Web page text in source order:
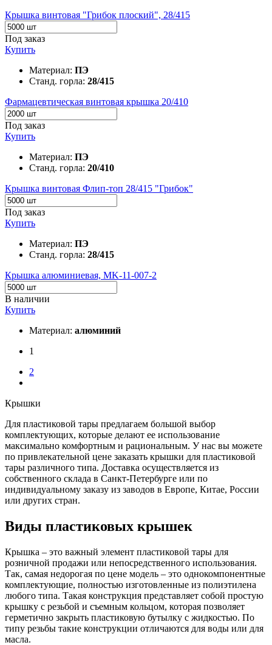
Крышка винтовая "Грибок плоский", 28/415
Под заказ
Купить
Материал: ПЭ
Станд. горла: 28/415
Фармацевтическая винтовая крышка 20/410
Под заказ
Купить
Материал: ПЭ
Станд. горла: 20/410
Крышка винтовая Флип-топ 28/415 "Грибок"
Под заказ
Купить
Материал: ПЭ
Станд. горла: 28/415
Крышка алюминиевая, MK-11-007-2
В наличии
Купить
Материал: алюминий
1
2
Крышки
Для пластиковой тары предлагаем большой выбор
комплектующих, которые делают ее использование
максимально комфортным и рациональным. У нас вы можете
по привлекательной цене заказать крышки для пластиковой
тары различного типа. Доставка осуществляется из
собственного склада в Санкт-Петербурге или по
индивидуальному заказу из заводов в Европе, Китае, России
или других стран.
Виды пластиковых крышек
Крышка – это важный элемент пластиковой тары для
розничной продажи или непосредственного использования.
Так, самая недорогая по цене модель – это однокомпонентные
комплектующие, полностью изготовленные из полиэтилена
любого типа. Такая конструкция представляет собой простую
крышку с резьбой и съемным кольцом, которая позволяет
герметично закрыть пластиковую бутылку с жидкостью. По
типу резьбы такие конструкции отличаются для воды или для
масла.